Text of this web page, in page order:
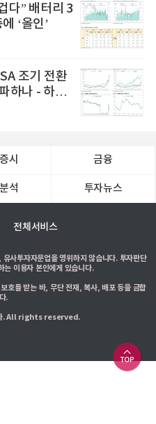
다” 배터리 3
‘올인’
조기 전환
하나 - 하나
시 금융
석 투자뉴스
전체서비스
사투자자문업을 영위하지 않습니다. 투자판단
는 이용자 본인에게 있습니다.
호를 받는 바, 무단 전재, 복사, 배포 등을 금합
.
. All rights reserved.